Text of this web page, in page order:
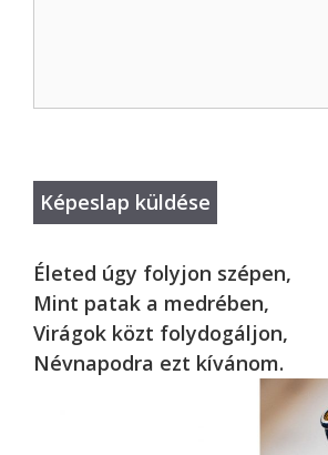
Életed úgy folyjon szépen,
Mint patak a medrében,
Virágok közt folydogáljon,
Névnapodra ezt kívánom.